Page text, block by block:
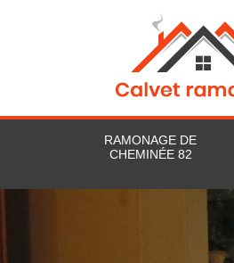
RAMONAGE DE
CHEMINÉE 82